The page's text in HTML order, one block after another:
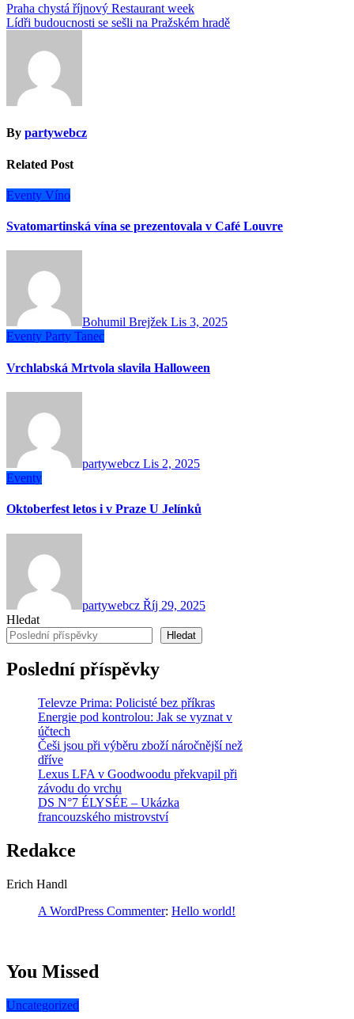
Navigace
pro
příspěvek
Praha chystá říjnový Restaurant week
Lídři budoucnosti se sešli na Pražském hradě
By partywebcz
Related Post
Eventy Víno
Svatomartinská vína se prezentovala v Café Louvre
Bohumil Brejžek Lis 3, 2025
Eventy Party Tanec
Vrchlabská Mrtvola slavila Halloween
partywebcz Lis 2, 2025
Eventy
Oktoberfest letos i v Praze U Jelínků
partywebcz Říj 29, 2025
Hledat
Hledat
Poslední příspěvky
Televze Prima: Policisté bez příkras
Energie pod kontrolou: Jak se vyznat v
účtech
Češi jsou při výběru zboží náročnější než
dříve
Lexus LFA v Goodwoodu překvapil při
závodu do vrchu
DS N°7 ÉLYSÉE – Ukázka
francouzského mistrovství
Redakce
Erich Handl
A WordPress Commenter: Hello world!
You Missed
Uncategorized